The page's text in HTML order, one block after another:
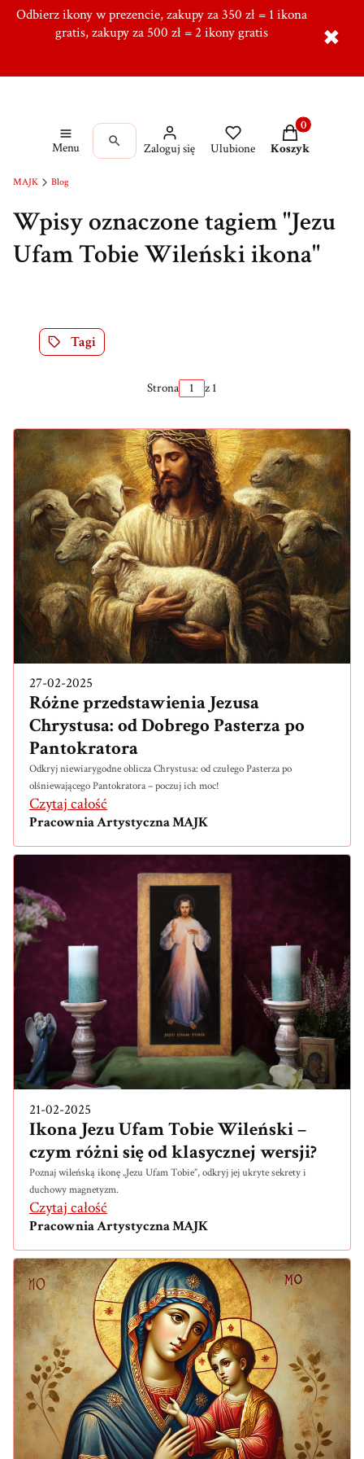
Odbierz ikony w prezencie, zakupy za 350 zł = 1 ikona
gratis, zakupy za 500 zł = 2 ikony gratis
Tworzymy od ponad 10 lat w Ręcznie, Ponad 5000
zadowolonych klientów,Dołącz do naszej grupy! ✖
Menu Zaloguj się Ulubione
Produkty w
Koszyk
MAJK Blog
Wpisy oznaczone tagiem "Jezu
Ufam Tobie Wileński ikona"
Tagi
Strona z 1
27-02-2025
Różne przedstawienia Jezusa
Chrystusa: od Dobrego Pasterza po
Pantokratora
Odkryj niewiarygodne oblicza Chrystusa: od czułego Pasterza po
olśniewającego Pantokratora – poczuj ich moc!
Czytaj całość
Pracownia Artystyczna MAJK
21-02-2025
Ikona Jezu Ufam Tobie Wileński –
czym różni się od klasycznej wersji?
Poznaj wileńską ikonę „Jezu Ufam Tobie”, odkryj jej ukryte sekrety i
duchowy magnetyzm.
Czytaj całość
Pracownia Artystyczna MAJK